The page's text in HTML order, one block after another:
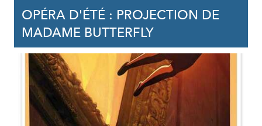
OPÉRA D'ÉTÉ : PROJECTION DE
MADAME BUTTERFLY